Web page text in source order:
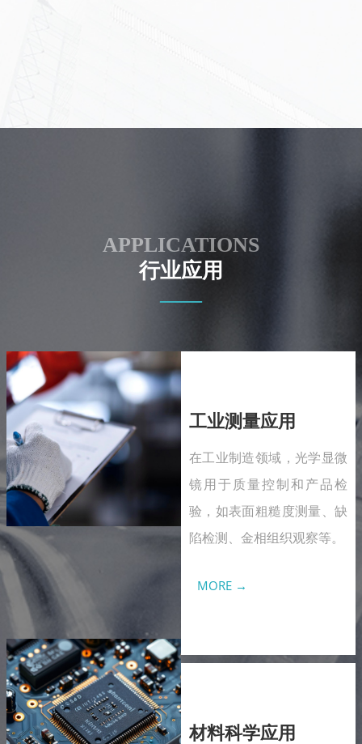
APPLICATIONS
行业应用
——
工业测量应用
在工业制造领域，光学显微
镜用于质量控制和产品检
验，如表面粗糙度测量、缺
陷检测、金相组织观察等。
MORE →
材料科学应用